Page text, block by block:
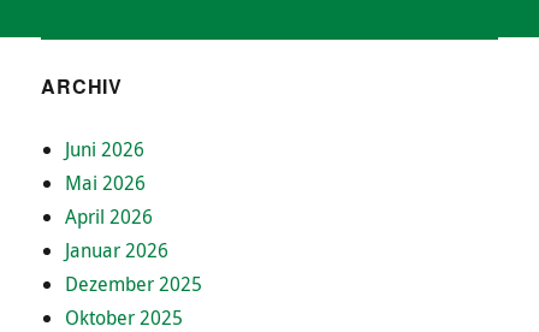
ARCHIV
Juni 2026
Mai 2026
April 2026
Januar 2026
Dezember 2025
Oktober 2025